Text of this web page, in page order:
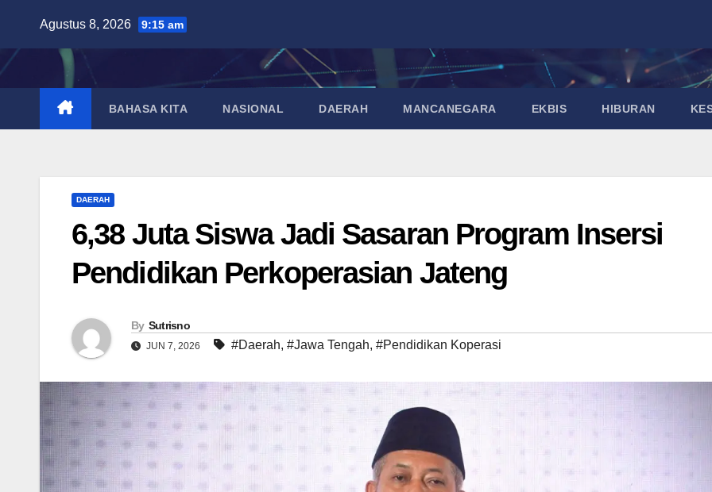
content
Agustus 8, 2026 9:15 am
BAHASA KITA NASIONAL DAERAH MANCANEGARA EKBIS HIBURAN
DAERAH
6,38 Juta Siswa Jadi Sasaran Program Insersi
Pendidikan Perkoperasian Jateng
By Sutrisno
JUN 7, 2026 #Daerah, #Jawa Tengah, #Pendidikan Koperasi